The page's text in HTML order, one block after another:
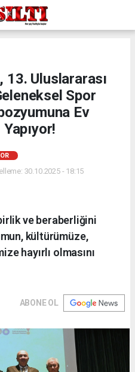
13. Uluslararası
Spor
Ev
30.10.2025 - 18:15
ve beraberliğini
kültürümüze,
hayırlı olmasını
ABONE OL